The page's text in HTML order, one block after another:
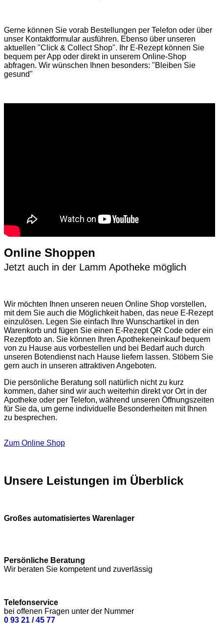
Gerne können Sie vorab Bestellungen per Telefon oder über
unser Kontaktformular ausführen. Ebenso über unseren
aktuellen "Click & Collect Shop". Ihr E-Rezept können Sie
bequem per App oder direkt in unserem Online-Shop
abfragen. Wir wünschen Ihnen besonders: "Bleiben Sie
gesund"
Online Shoppen
Jetzt auch in der Lamm Apotheke möglich
Wir möchten Ihnen unseren neuen Online Shop vorstellen,
mit dem Sie auch die Möglichkeit haben, das neue E-Rezept
einzulösen. Legen Sie einfach Ihre Wunschartikel in den
Warenkorb und fügen Sie einen E-Rezept QR Code oder ein
Rezeptfoto an. Sie können Ihren Apothekeneinkauf bequem
von zu Hause aus vorbestellen und bei Bedarf auch durch
unseren Botendienst nach Hause liefern lassen. Stöbern Sie
gern auch in unseren attraktiven Angeboten.
Die persönliche Beratung soll natürlich nicht zu kurz
kommen, daher sind wir auch weiterhin direkt vor Ort in der
Apotheke oder per Telefon, während unseren Öffnungszeiten
für Sie da, um gerne individuelle Besonderheiten mit Ihnen
zu besprechen.
Zum Online Shop
Unsere Leistungen im Überblick
Großes automatisiertes Warenlager
Persönliche Beratung
Wir beraten Sie kompetent und zuverlässig
Telefonservice
bei offenen Fragen unter der Nummer
0 93 21 / 45 77